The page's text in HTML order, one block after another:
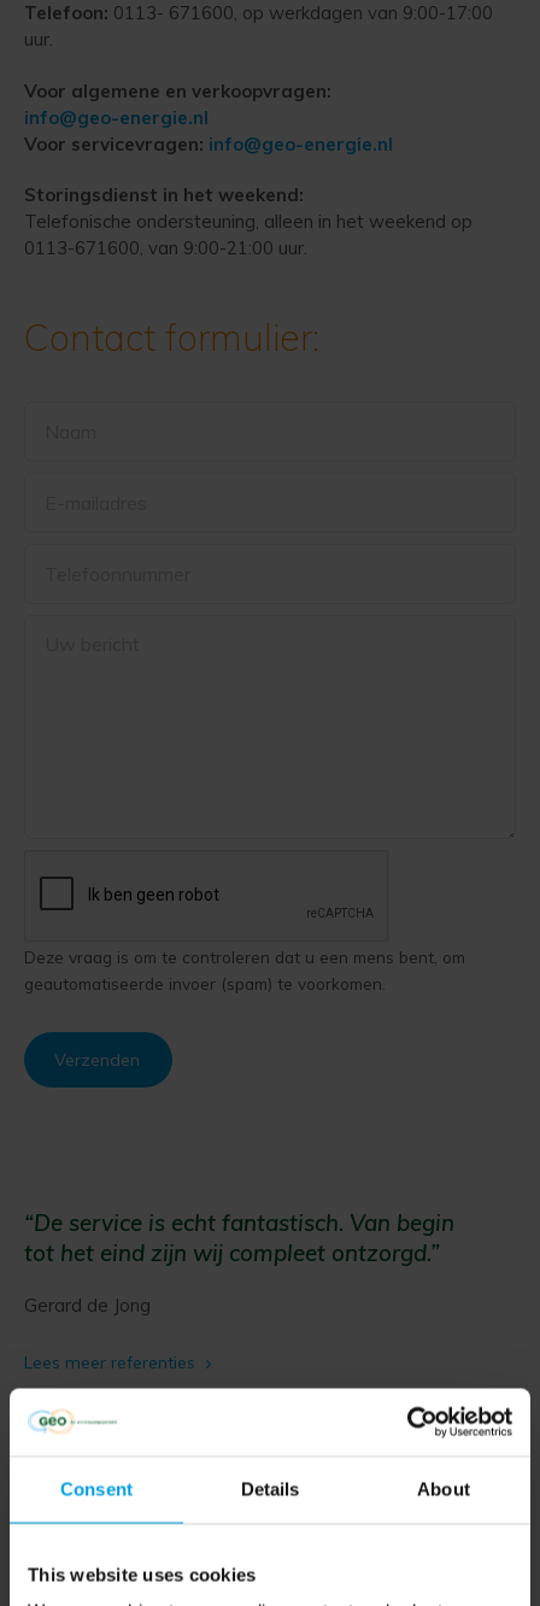
Consent Details About
This website uses cookies
Telefoon: 0113- 671600, op werkdagen van 9:00-17:00
uur.
Voor algemene en verkoopvragen:
info@geo-energie.nl
Voor servicevragen: info@geo-energie.nl
Storingsdienst in het weekend:
Telefonische ondersteuning, alleen in het weekend op
0113-671600, van 9:00-21:00 uur.
Contact formulier:
Deze vraag is om te controleren dat u een mens bent, om
geautomatiseerde invoer (spam) te voorkomen.
“De service is echt fantastisch. Van begin
tot het eind zijn wij compleet ontzorgd.”
Gerard de Jong
Lees meer referenties